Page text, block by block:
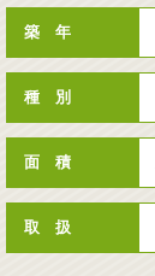
築 年
種 別
面 積
取 扱